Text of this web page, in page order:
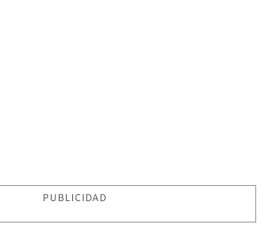
PUBLICIDAD